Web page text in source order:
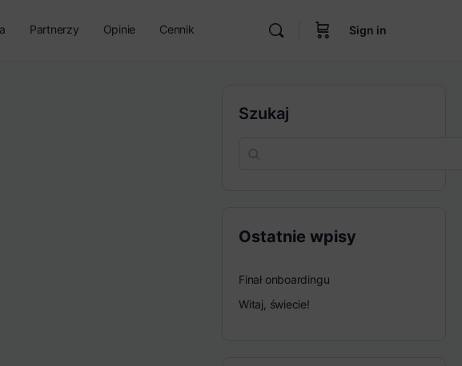
Partnerzy Opinie Cennik Sign in
Szukaj
Ostatnie wpisy
Finał onboardingu
Witaj, świecie!